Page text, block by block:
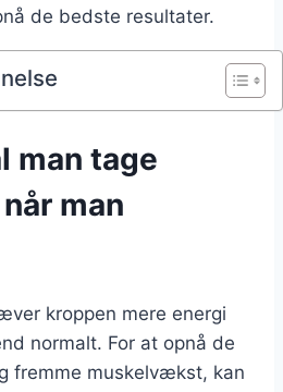
de bedste resultater.
man tage
man
kroppen mere energi
normalt. For at opnå de
fremme muskelvækst, kan